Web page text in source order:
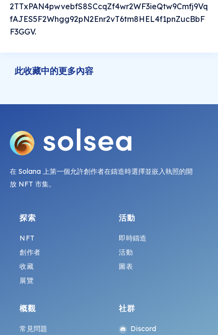
2TTxPAN4pwvebfS8SCcqZf4wr2WF3ieQtw9Cmfj9Vq
fAJES5F2Whgg92pN2Enr2vT6tm8HEL4f1pnZucBbF
F3GGV.
此收藏中的更多內容
在 Solana 上第一個允許創作者在鑄造時選擇並嵌入執照的開
放 NFT 市集。
探索
NFT
創作者
收藏
展覽
活動
即時鑄造
活動
圖表
概觀
常見問題
社群
Discord